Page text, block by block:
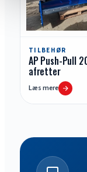
TILBEHØR
AP Push-Pull
afretter
Læs mere